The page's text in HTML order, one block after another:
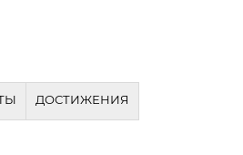
ДОСТИЖЕНИЯ